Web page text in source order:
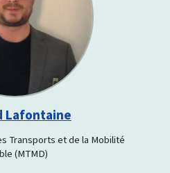
Lafontaine
Transports et de la Mobilité
(MTMD)